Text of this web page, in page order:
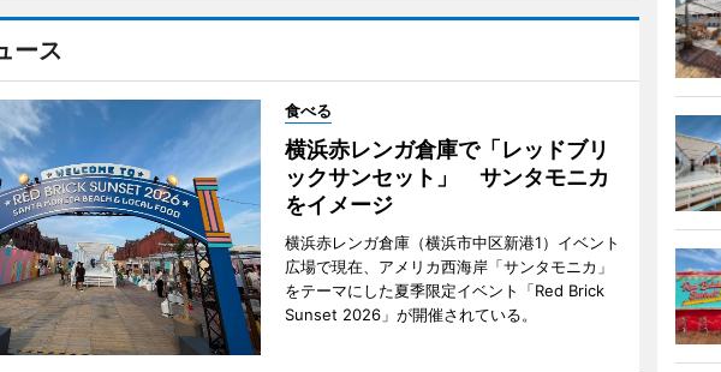
ース
食べる
横浜赤レンガ倉庫で「レッドブリ
ックサンセット」 サンタモニカ
をイメージ
横浜赤レンガ倉庫（横浜市中区新港1）イベント
広場で現在、アメリカ西海岸「サンタモニカ」
をテーマにした夏季限定イベント「Red Brick
Sunset 2026」が開催されている。